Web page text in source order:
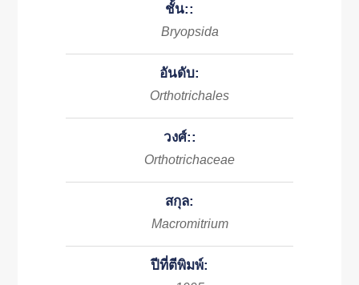
ชั้น::
Bryopsida
อันดับ:
Orthotrichales
วงศ์::
Orthotrichaceae
สกุล:
Macromitrium
ปีที่ตีพิมพ์: